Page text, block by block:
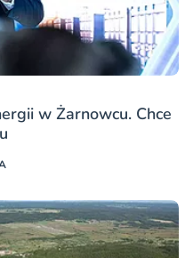
w Żarnowcu. Chce